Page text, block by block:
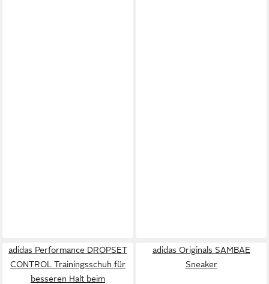
adidas Performance DROPSET
CONTROL Trainingsschuh für
besseren Halt beim
adidas Originals SAMBAE
Sneaker